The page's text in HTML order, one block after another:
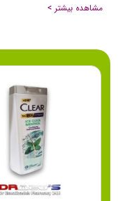
مشاهده بیشتر >